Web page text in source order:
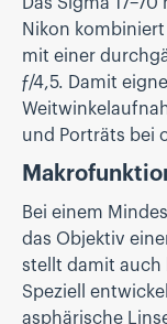
Nikon
mit einer
ƒ/4,5. Damit
und Porträts bei
Bei einem
das Objektiv
stellt damit auch
Speziell
asphärische